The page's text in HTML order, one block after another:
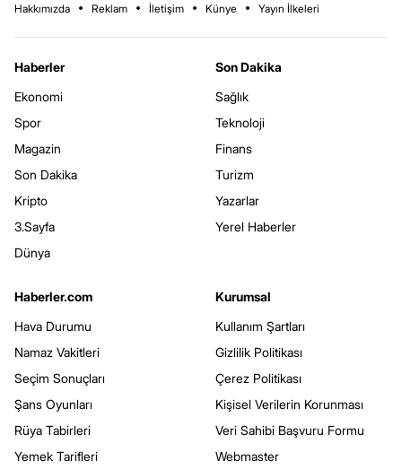
Hakkımızda Reklam İletişim Künye Yayın İlkeleri
Haberler
Ekonomi
Spor
Magazin
Son Dakika
Kripto
3.Sayfa
Dünya
Son Dakika
Sağlık
Teknoloji
Finans
Turizm
Yazarlar
Yerel Haberler
Haberler.com
Hava Durumu
Namaz Vakitleri
Seçim Sonuçları
Şans Oyunları
Rüya Tabirleri
Yemek Tarifleri
Kurumsal
Kullanım Şartları
Gizlilik Politikası
Çerez Politikası
Kişisel Verilerin Korunması
Veri Sahibi Başvuru Formu
Webmaster